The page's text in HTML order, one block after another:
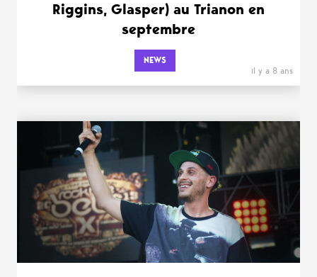
Riggins, Glasper) au Trianon en
septembre
NEWS
il y a 8 ans